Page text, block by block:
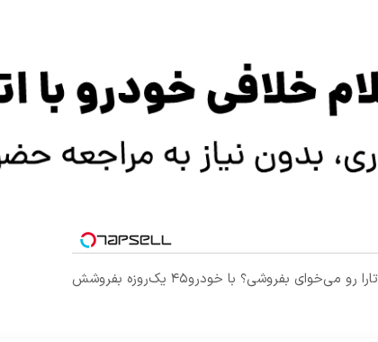
تارا رو می‌خوای بفروشی؟ با خودرو۴۵ یک‌روزه بفروشش